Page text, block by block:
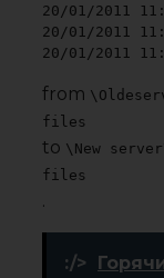
20/01/2011
20/01/2011
20/01/2011
from
files
to \New
files
.
:/>